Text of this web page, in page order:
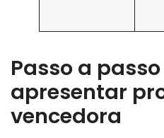
Passo a
apresentar
vencedora